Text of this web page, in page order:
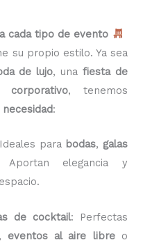
cada tipo de evento
su propio estilo. Ya sea
de lujo, una fiesta de
corporativo, tenemos
:
para bodas, galas
elegancia y
de cocktail: Perfectas
, eventos al aire libreo